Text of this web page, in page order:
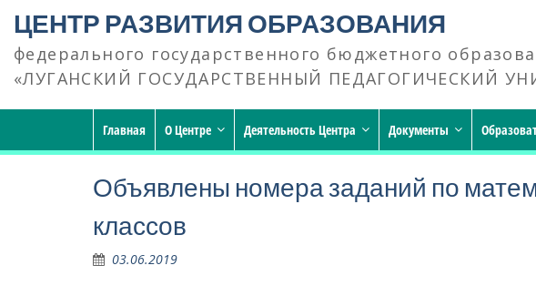
ЦЕНТР РАЗВИТИЯ ОБРАЗОВАНИЯ
федерального государственного бюджетного
«ЛУГАНСКИЙ ГОСУДАРСТВЕННЫЙ ПЕДАГОГИЧЕСКИЙ
Главная О Центре Деятельность Центра Документы
Объявлены номера заданий по
классов
03.06.2019